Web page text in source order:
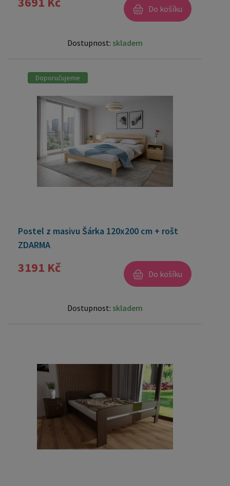
Do košíku
Dostupnost: skladem
Doporučujeme
Postel z masivu Šárka 120x200 cm + rošt
ZDARMA
3191 Kč Do košíku
Dostupnost: skladem